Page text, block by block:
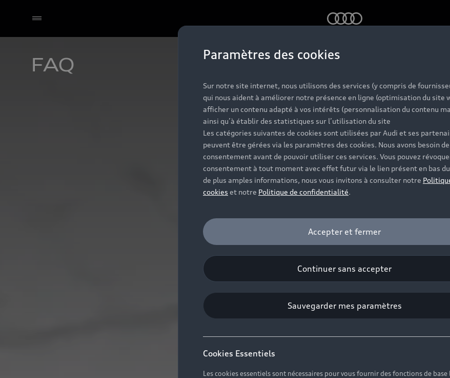
Paramètres des cookies
Sur notre site internet, nous utilisons des services (y compris de
qui nous aident à améliorer notre présence en ligne (optimisation du site
afficher un contenu adapté à vos intérêts (personnalisation du contenu
ainsi qu’à établir des statistiques sur l’utilisation du site
Les catégories suivantes de cookies sont utilisées par Audi et ses
peuvent être gérées via les paramètres des cookies. Nous avons besoin
consentement avant de pouvoir utiliser ces services. Vous pouvez
consentement à tout moment avec effet futur via le lien présent en bas
de plus amples informations, nous vous invitons à consulter notre
cookies et notre Politique de confidentialité.
Accepter et fermer
Continuer sans accepter
Sauvegarder mes paramètres
Cookies Essentiels
Les cookies essentiels sont nécessaires pour vous fournir des fonctions de base
Select dealer
FAQ